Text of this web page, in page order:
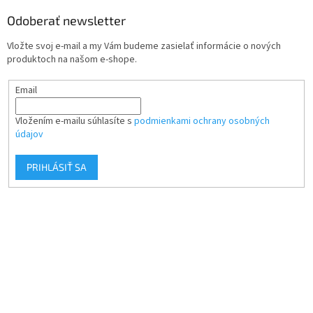
Odoberať newsletter
Vložte svoj e-mail a my Vám budeme zasielať informácie o nových
produktoch na našom e-shope.
Email
Vložením e-mailu súhlasíte s podmienkami ochrany osobných
údajov
PRIHLÁSIŤ SA